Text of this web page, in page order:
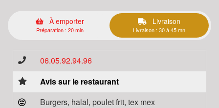
À emporter
Préparation : 20 min
Livraison
Livraison : 30 à 45 mn
06.05.92.94.96
Avis sur le restaurant
Burgers, halal, poulet frit, tex mex